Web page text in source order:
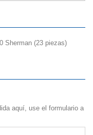
aquí, use el formulario a